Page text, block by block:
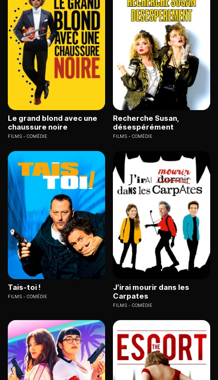
Le grand blond avec une
chaussure noire
FILMS COMÉDIE
Recherche Susan,
désespérément
FILMS COMÉDIE
Tais-toi !
FILMS COMÉDIE
J'irai mourir dans les
Carpates
FILMS COMÉDIE